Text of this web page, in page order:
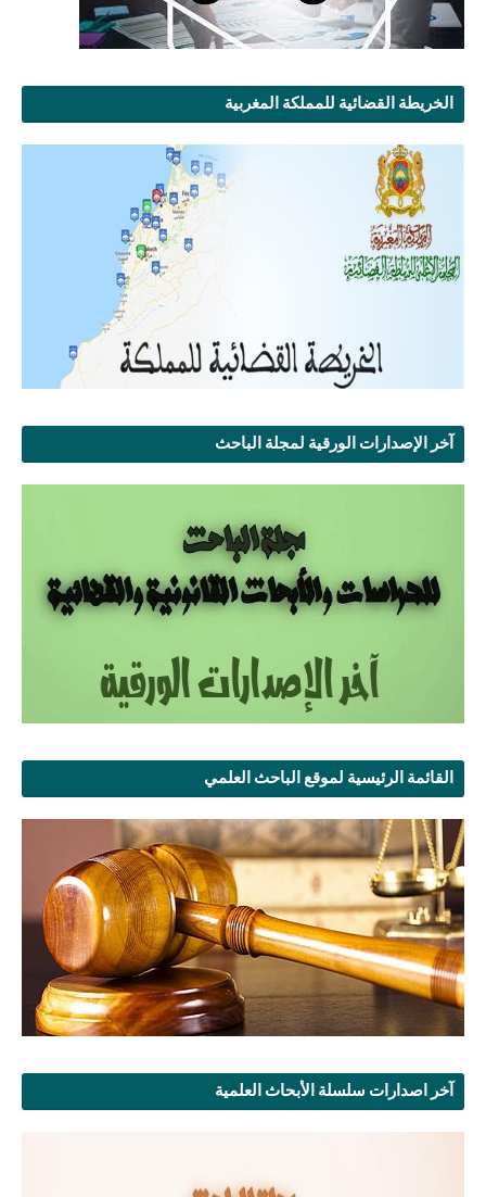
الخريطة القضائية للمملكة المغربية
آخر الإصدارات الورقية لمجلة الباحث
القائمة الرئيسية لموقع الباحث العلمي
آخر اصدارات سلسلة الأبحاث العلمية